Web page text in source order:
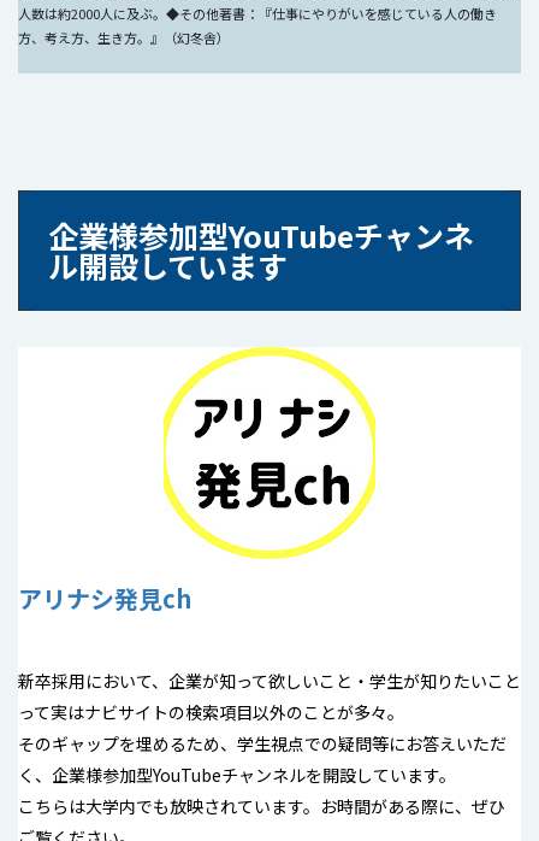
人数は約2000人に及ぶ。◆その他著書：『仕事にやりがいを感じている人の働き
方、考え方、生き方。』（幻冬舎）
企業様参加型YouTubeチャンネ
ル開設しています
アリナシ発見ch
新卒採用において、企業が知って欲しいこと・学生が知りたいこと
って実はナビサイトの検索項目以外のことが多々。
そのギャップを埋めるため、学生視点での疑問等にお答えいただ
く、企業様参加型YouTubeチャンネルを開設しています。
こちらは大学内でも放映されています。お時間がある際に、ぜひ